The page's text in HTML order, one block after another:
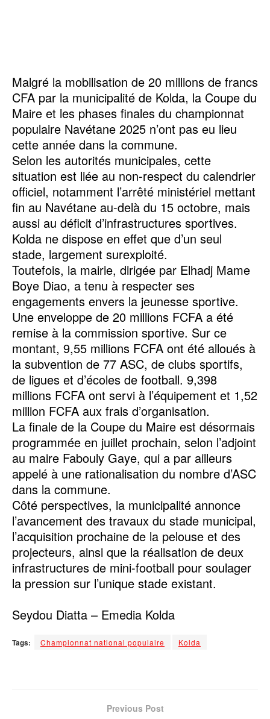
Malgré la mobilisation de 20 millions de francs
CFA par la municipalité de Kolda, la Coupe du
Maire et les phases finales du championnat
populaire Navétane 2025 n’ont pas eu lieu
cette année dans la commune.
Selon les autorités municipales, cette
situation est liée au non-respect du calendrier
officiel, notamment l’arrêté ministériel mettant
fin au Navétane au-delà du 15 octobre, mais
aussi au déficit d’infrastructures sportives.
Kolda ne dispose en effet que d’un seul
stade, largement surexploité.
Toutefois, la mairie, dirigée par Elhadj Mame
Boye Diao, a tenu à respecter ses
engagements envers la jeunesse sportive.
Une enveloppe de 20 millions FCFA a été
remise à la commission sportive. Sur ce
montant, 9,55 millions FCFA ont été alloués à
la subvention de 77 ASC, de clubs sportifs,
de ligues et d’écoles de football. 9,398
millions FCFA ont servi à l’équipement et 1,52
million FCFA aux frais d’organisation.
La finale de la Coupe du Maire est désormais
programmée en juillet prochain, selon l’adjoint
au maire Fabouly Gaye, qui a par ailleurs
appelé à une rationalisation du nombre d’ASC
dans la commune.
Côté perspectives, la municipalité annonce
l’avancement des travaux du stade municipal,
l’acquisition prochaine de la pelouse et des
projecteurs, ainsi que la réalisation de deux
infrastructures de mini-football pour soulager
la pression sur l’unique stade existant.
Seydou Diatta – Emedia Kolda
Tags: Championnat national populaire Kolda
Previous Post